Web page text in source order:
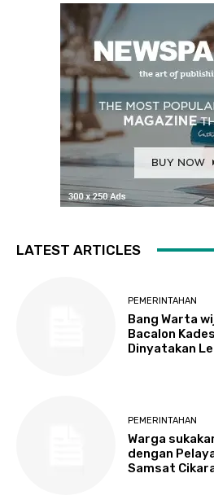
LATEST ARTICLES
PEMERINTAHAN
Bang Warta
Bacalon
Dinyatakan
PEMERINTAHAN
Warga
dengan
Samsat